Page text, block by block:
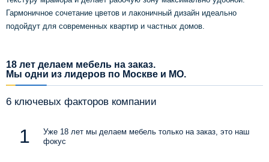
Гармоничное сочетание цветов и лаконичный дизайн идеально
подойдут для современных квартир и частных домов.
18 лет делаем мебель на заказ.
Мы одни из лидеров по Москве и МО.
6 ключевых факторов компании
Уже 18 лет мы делаем мебель только на заказ, это наш
фокус